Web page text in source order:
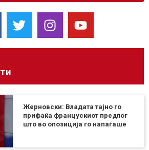
Жерновски: Владата тајно го
прифаќа францускиот предлог
што во опозиција го напаѓаше